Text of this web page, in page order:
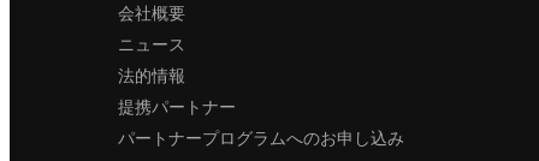
会社概要
ニュース
法的情報
提携パートナー
パートナープログラムへのお申し込み